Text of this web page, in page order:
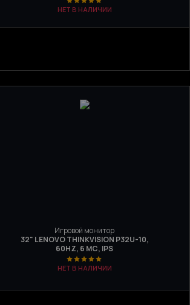
НЕТ В НАЛИЧИИ
Игровой монитор
32" LENOVO THINKVISION P32U-10,
60HZ, 6 МС, IPS
НЕТ В НАЛИЧИИ